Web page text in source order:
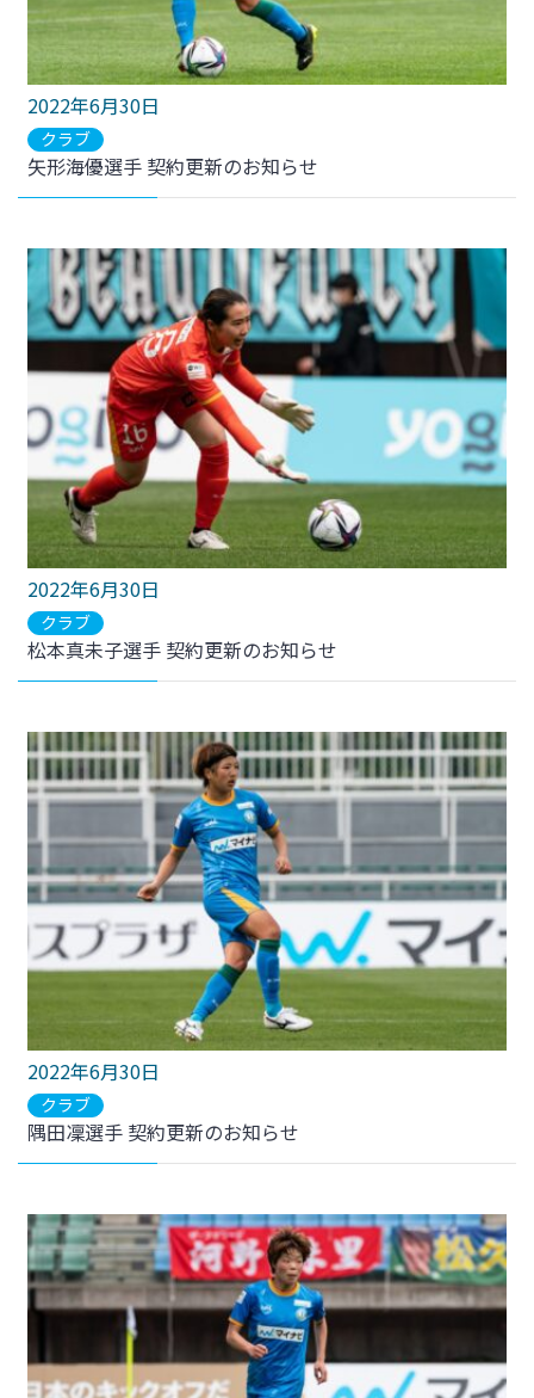
2022年6月30日
クラブ
矢形海優選手 契約更新のお知らせ
2022年6月30日
クラブ
松本真未子選手 契約更新のお知らせ
2022年6月30日
クラブ
隅田凜選手 契約更新のお知らせ